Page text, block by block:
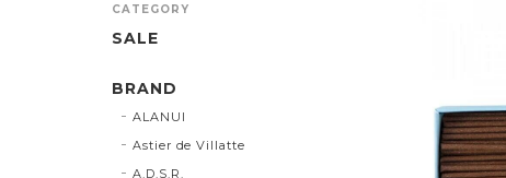
CATEGORY
SALE
BRAND
ALANUI
Astier de Villatte
A.D.S.R.